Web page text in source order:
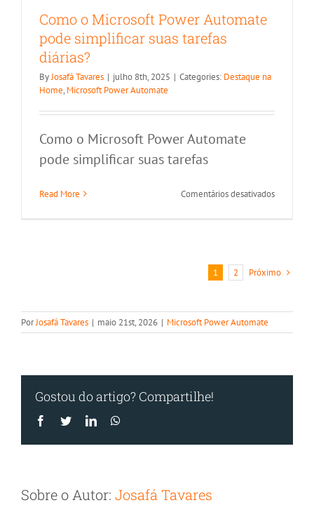
Como o Microsoft Power Automate
pode simplificar suas tarefas
diárias?
ByJosafá Tavares | julho 8th, 2025 | Categories: Destaque na
Home, Microsoft Power Automate
Como o Microsoft Power Automate
pode simplificar suas tarefas
Read More Comentários desativadosem
pode
tarefas
1 2 Próximo
PorJosafá Tavares | maio 21st, 2026 | Microsoft Power Automate
Gostou do artigo? Compartilhe!
Facebook
TwitterLinkedIn
Sobre o Autor: Josafá Tavares